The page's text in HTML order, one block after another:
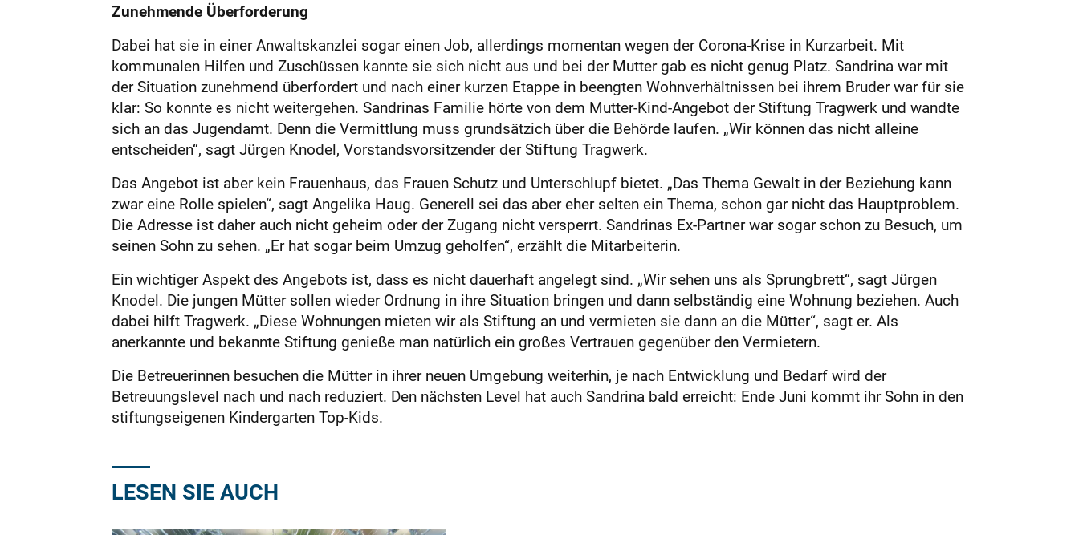
Zunehmende Überforderung
Dabei hat sie in einer Anwaltskanzlei sogar einen Job, allerdings momentan wegen der Corona-Krise in Kurzarbeit. Mit
kommunalen Hilfen und Zuschüssen kannte sie sich nicht aus und bei der Mutter gab es nicht genug Platz. Sandrina war mit
der Situation zunehmend überfordert und nach einer kurzen Etappe in beengten Wohnverhältnissen bei ihrem Bruder war für sie
klar: So konnte es nicht weitergehen. Sandrinas Familie hörte von dem Mutter-Kind-Angebot der Stiftung Tragwerk und wandte
sich an das Jugendamt. Denn die Vermittlung muss grundsätzich über die Behörde laufen. „Wir können das nicht alleine
entscheiden“, sagt Jürgen Knodel, Vorstandsvorsitzender der Stiftung Tragwerk.
Das Angebot ist aber kein Frauenhaus, das Frauen Schutz und Unterschlupf bietet. „Das Thema Gewalt in der Beziehung kann
zwar eine Rolle spielen“, sagt Angelika Haug. Generell sei das aber eher selten ein Thema, schon gar nicht das Hauptproblem.
Die Adresse ist daher auch nicht geheim oder der Zugang nicht versperrt. Sandrinas Ex-Partner war sogar schon zu Besuch, um
seinen Sohn zu sehen. „Er hat sogar beim Umzug geholfen“, erzählt die Mitarbeiterin.
Ein wichtiger Aspekt des Angebots ist, dass es nicht dauerhaft angelegt sind. „Wir sehen uns als Sprungbrett“, sagt Jürgen
Knodel. Die jungen Mütter sollen wieder Ordnung in ihre Situation bringen und dann selbständig eine Wohnung beziehen. Auch
dabei hilft Tragwerk. „Diese Wohnungen mieten wir als Stiftung an und vermieten sie dann an die Mütter“, sagt er. Als
anerkannte und bekannte Stiftung genieße man natürlich ein großes Vertrauen gegenüber den Vermietern.
Die Betreuerinnen besuchen die Mütter in ihrer neuen Umgebung weiterhin, je nach Entwicklung und Bedarf wird der
Betreuungslevel nach und nach reduziert. Den nächsten Level hat auch Sandrina bald erreicht: Ende Juni kommt ihr Sohn in den
stiftungseigenen Kindergarten Top-Kids.
LESEN SIE AUCH